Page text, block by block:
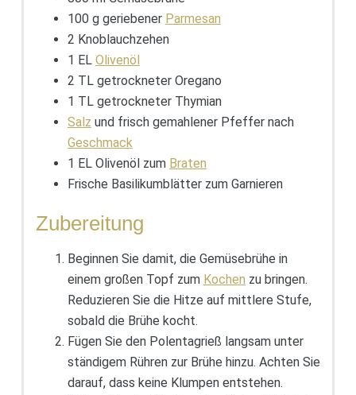
100 g geriebener Parmesan
2 Knoblauchzehen
1 EL Olivenöl
2 TL getrockneter Oregano
1 TL getrockneter Thymian
Salz und frisch gemahlener Pfeffer nach
Geschmack
1 EL Olivenöl zum Braten
Frische Basilikumblätter zum Garnieren
Zubereitung
Beginnen Sie damit, die Gemüsebrühe in
einem großen Topf zum Kochen zu bringen.
Reduzieren Sie die Hitze auf mittlere Stufe,
sobald die Brühe kocht.
Fügen Sie den Polentagrieß langsam unter
ständigem Rühren zur Brühe hinzu. Achten Sie
darauf, dass keine Klumpen entstehen.